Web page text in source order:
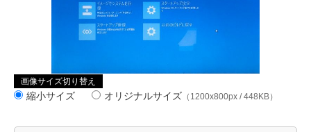
画像サイズ切り替え
縮小サイズ オリジナルサイズ （1200x800px / 448KB）